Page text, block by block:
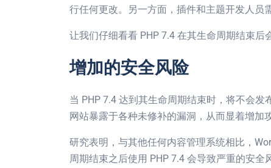
行任何更改。另一方面，插件和主题开发人员
让我们仔细看看 PHP 7.4 在其生命周期结束后
增加的安全风险
当 PHP 7.4 达到其生命周期结束时，将不会
网站暴露于各种未修补的漏洞，从而显着增加
研究表明，与其他任何内容管理系统相比，
周期结束之后使用 PHP 7.4 会导致严重的安全